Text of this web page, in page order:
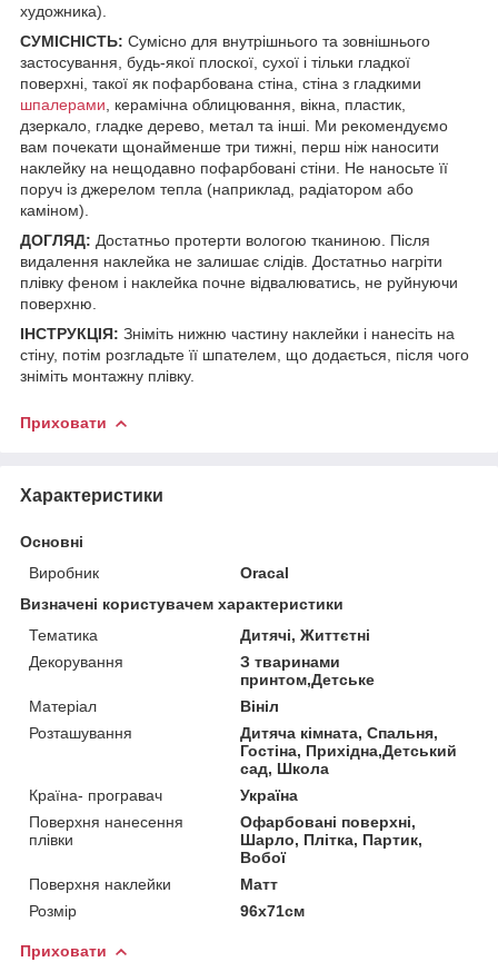
художника).
СУМІСНІСТЬ: Сумісно для внутрішнього та зовнішнього
застосування, будь-якої плоскої, сухої і тільки гладкої
поверхні, такої як пофарбована стіна, стіна з гладкими
шпалерами , керамічна облицювання, вікна, пластик,
дзеркало, гладке дерево, метал та інші. Ми рекомендуємо
вам почекати щонайменше три тижні, перш ніж наносити
наклейку на нещодавно пофарбовані стіни. Не наносьте її
поруч із джерелом тепла (наприклад, радіатором або
каміном).
ДОГЛЯД: Достатньо протерти вологою тканиною. Після
видалення наклейка не залишає слідів. Достатньо нагріти
плівку феном і наклейка почне відвалюватись, не руйнуючи
поверхню.
ІНСТРУКЦІЯ: Зніміть нижню частину наклейки і нанесіть на
стіну, потім розгладьте її шпателем, що додається, після чого
зніміть монтажну плівку.
Приховати
Характеристики
Основні
Виробник
Oracal
Визначені користувачем характеристики
Тематика
Дитячі, Життєтні
Декорування
З тваринами
принтом,Детське
Матеріал
Вініл
Розташування
Дитяча кімната, Спальня,
Гостіна, Прихідна,Детський
сад, Школа
Країна- програвач
Україна
Поверхня нанесення
плівки
Офарбовані поверхні,
Шарло, Плітка, Партик,
Вобої
Поверхня наклейки
Матт
Розмір
96x71см
Приховати